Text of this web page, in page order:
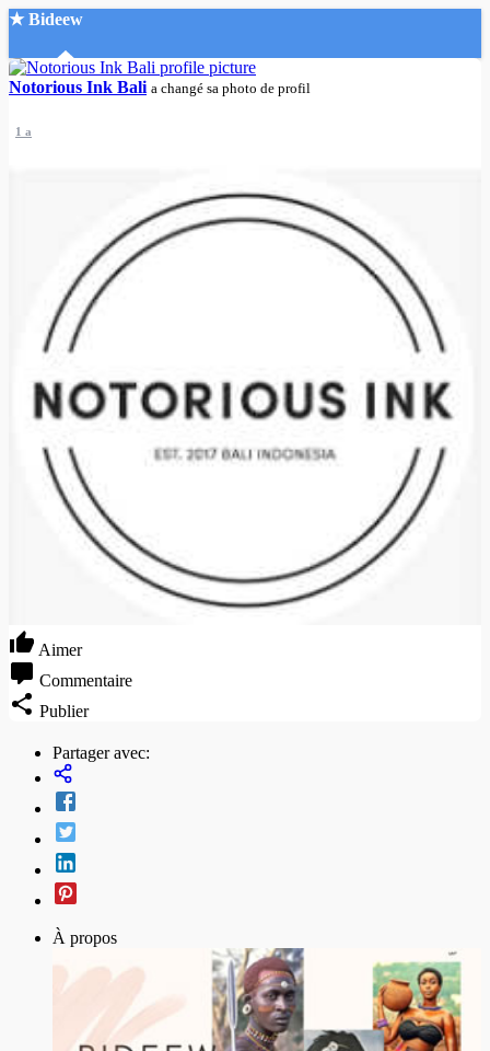
★ Bideew
Accueil
Recherche Avancée
Mon compte
Connexion
Notorious Ink Bali a changé sa photo de profil
1 a
Aimer
Commentaire
Publier
Partager avec:
À propos